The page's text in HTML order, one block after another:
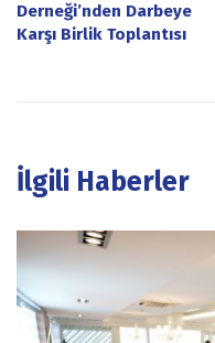
Derneği’nden Darbeye
Karşı Birlik Toplantısı
İlgili Haberler